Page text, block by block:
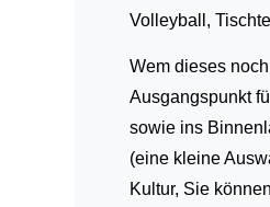
Volleyball,
Wem dieses
Ausgangspunkt
sowie ins
(eine kleine
Kultur, Sie